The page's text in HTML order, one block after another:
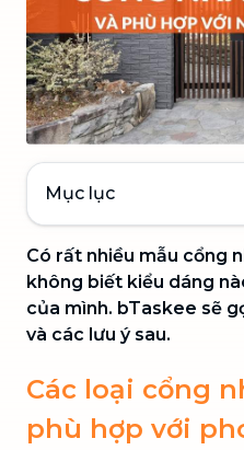
Mục lục
Có rất nhiều mẫu cổng
không biết kiểu dáng
của mình. bTaskee sẽ
và các lưu ý sau.
Các loại cổng
phù hợp với